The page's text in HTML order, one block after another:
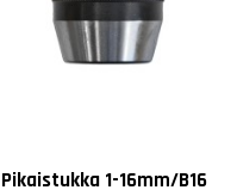
Pikaistukka 1-16mm/B16